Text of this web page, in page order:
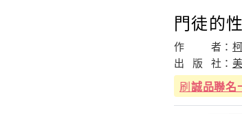
門徒的
作 者：
出
版 社：
刷誠品聯名